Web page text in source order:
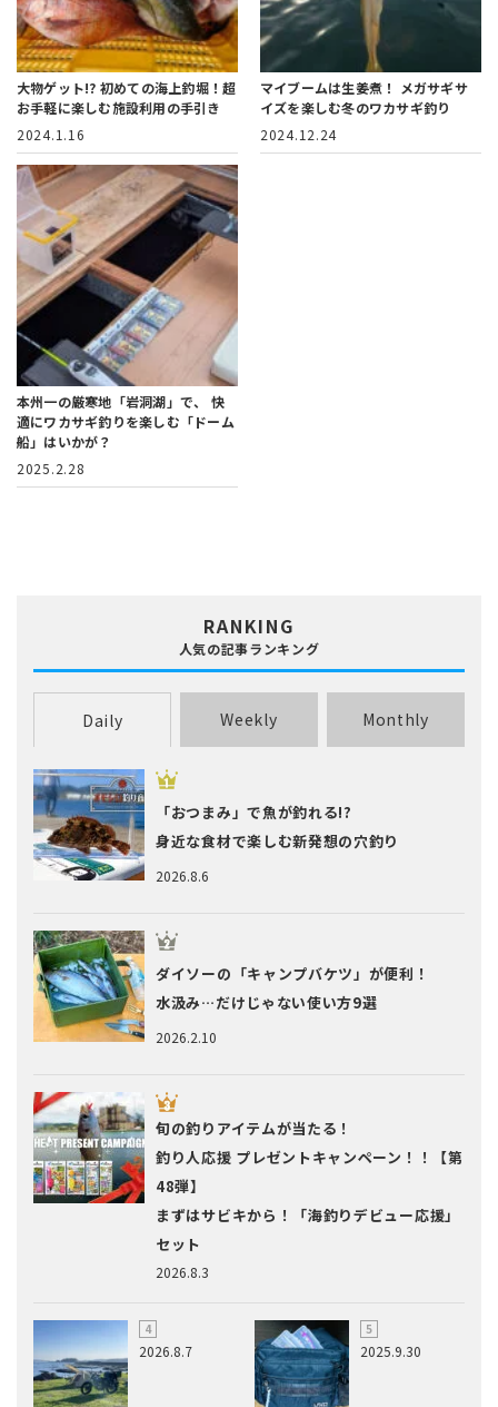
大物ゲット!? 初めての海上釣堀！超
お手軽に楽しむ施設利用の手引き
2024.1.16
マイブームは生姜煮！
メガサギサ
イズを楽しむ冬のワカサギ釣り
2024.12.24
本州一の厳寒地「岩洞湖」で、 快
適にワカサギ釣りを楽しむ「ドーム
船」はいかが？
2025.2.28
RANKING
人気の記事ランキング
Daily Weekly Monthly
2026.8.6
「おつまみ」で魚が釣れる!?
身近な食材で楽しむ新発想の穴釣り
2026.2.10
ダイソーの「キャンプバケツ」が便利！
水汲み…だけじゃない使い方9選
2026.8.3
旬の釣りアイテムが当たる！
釣り人応援 プレゼントキャンペーン！！【第
48弾】
まずはサビキから！「海釣りデビュー応援」
セット
2026.8.7 2025.9.30